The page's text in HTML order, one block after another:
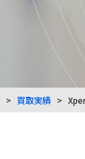
- AQUOS
> 買取実績 >